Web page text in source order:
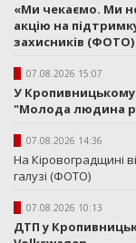
«Ми чекаємо. Ми
акцію на
захисників (ФОТО)
07.08.2026 15:07
У
"Молода людина
07.08.2026 14:36
На Кіровоградщині
галузі (ФОТО)
07.08.2026 10:13
ДТП у